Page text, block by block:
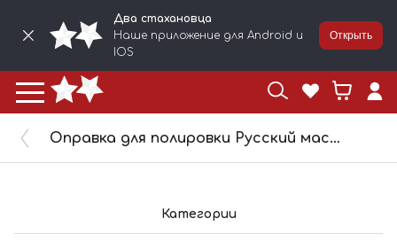
Два стахановца
Наше приложение для Android и
IOS
Открыть
Оправка для полировки Русский мастер М14 Ø125 РМ-90870
Категории